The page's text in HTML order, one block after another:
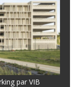
par VIB